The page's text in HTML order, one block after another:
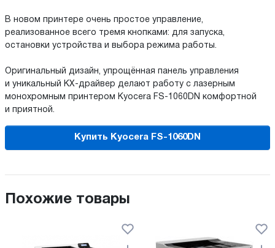
В новом принтере очень простое управление,
реализованное всего тремя кнопками: для запуска,
остановки устройства и выбора режима работы.
Оригинальный дизайн, упрощённая панель управления
и уникальный KX-драйвер делают работу с лазерным
монохромным принтером Kyocera FS-1060DN комфортной
и приятной.
Купить Kyocera FS-1060DN
Похожие товары